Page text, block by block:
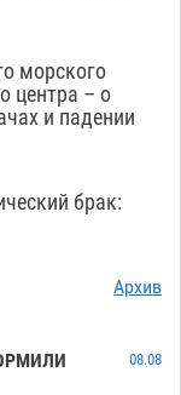
морского
центра – о
и падении
брак:
Архив
08.08